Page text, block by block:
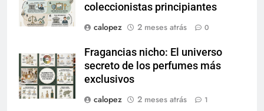
coleccionistas principiantes
calopez
2 meses atrás 0
Fragancias nicho: El universo
secreto de los perfumes más
exclusivos
calopez
2 meses atrás 1